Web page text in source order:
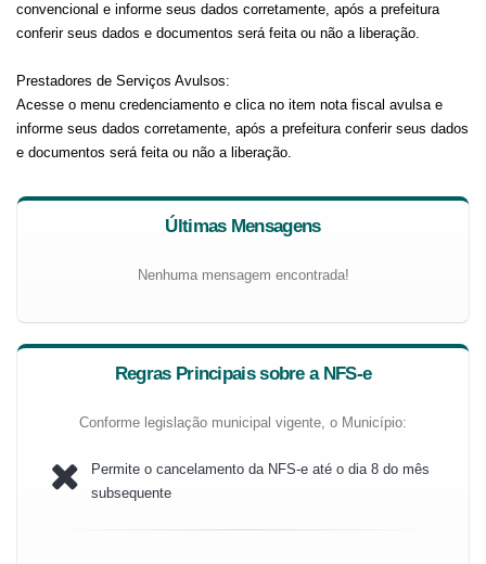
convencional e informe seus dados corretamente, após a prefeitura
conferir seus dados e documentos será feita ou não a liberação.
Prestadores de Serviços Avulsos:
Acesse o menu credenciamento e clica no item nota fiscal avulsa e
informe seus dados corretamente, após a prefeitura conferir seus dados
e documentos será feita ou não a liberação.
Últimas Mensagens
Nenhuma mensagem encontrada!
Regras Principais sobre a NFS-e
Conforme legislação municipal vigente, o Município:
Permite o cancelamento da NFS-e até o dia 8 do mês
subsequente